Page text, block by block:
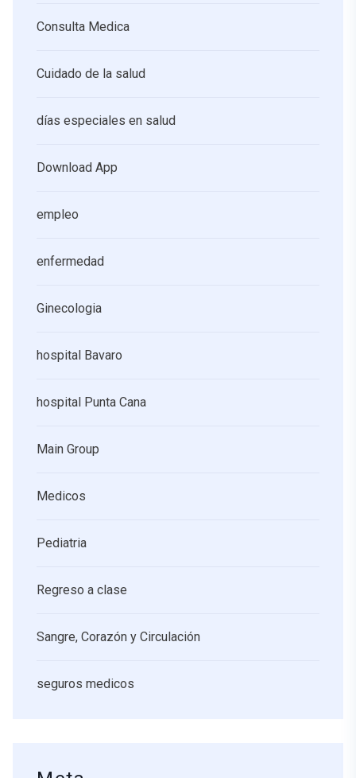
Consulta Medica
Cuidado de la salud
días especiales en salud
Download App
empleo
enfermedad
Ginecologia
hospital Bavaro
hospital Punta Cana
Main Group
Medicos
Pediatria
Regreso a clase
Sangre, Corazón y Circulación
seguros medicos